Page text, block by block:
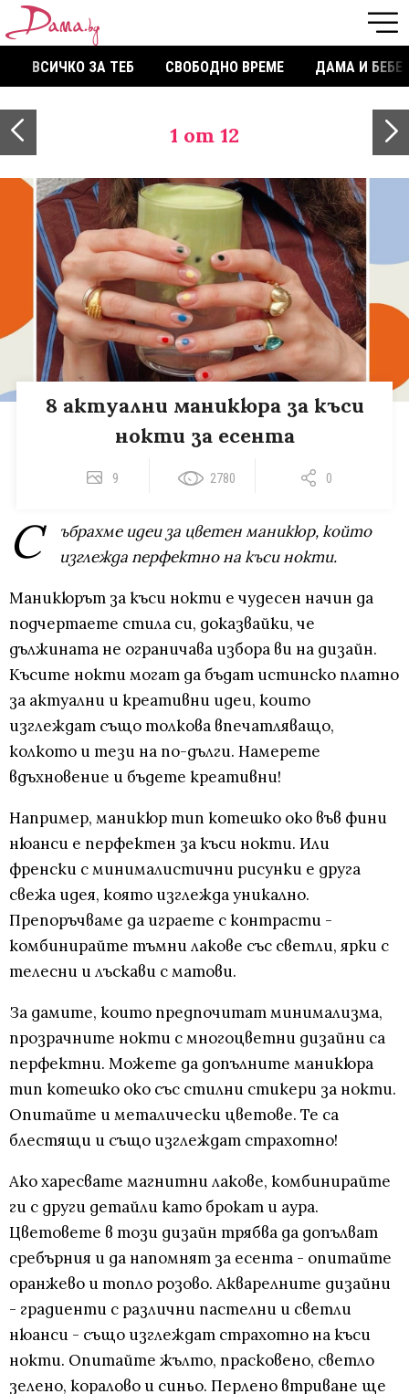
ВСИЧКО ЗА ТЕБ СВОБОДНО ВРЕМЕ ДАМА И БЕБЕ
1 от 12
8 актуални маникюра за къси
нокти за есента
9 2780 0
С
ъбрахме идеи за цветен маникюр, който
изглежда перфектно на къси нокти.
Маникюрът за къси нокти е чудесен начин да
подчертаете стила си, доказвайки, че
дължината не ограничава избора ви на дизайн.
Късите нокти могат да бъдат истинско платно
за актуални и креативни идеи, които
изглеждат също толкова впечатляващо,
колкото и тези на по-дълги. Намерете
вдъхновение и бъдете креативни!
Например, маникюр тип котешко око във фини
нюанси е перфектен за къси нокти. Или
френски с минималистични рисунки е друга
свежа идея, която изглежда уникално.
Препоръчваме да играете с контрасти -
комбинирайте тъмни лакове със светли, ярки с
телесни и лъскави с матови.
За дамите, които предпочитат минимализма,
прозрачните нокти с многоцветни дизайни са
перфектни. Можете да допълните маникюра
тип котешко око със стилни стикери за нокти.
Опитайте и металически цветове. Те са
блестящи и също изглеждат страхотно!
Ако харесвате магнитни лакове, комбинирайте
ги с други детайли като брокат и аура.
Цветовете в този дизайн трябва да допълват
сребърния и да напомнят за есента - опитайте
оранжево и топло розово. Акварелните дизайни
- градиенти с различни пастелни и светли
нюанси - също изглеждат страхотно на къси
нокти. Опитайте жълто, прасковено, светло
зелено, коралово и синьо. Перлено втриване ще